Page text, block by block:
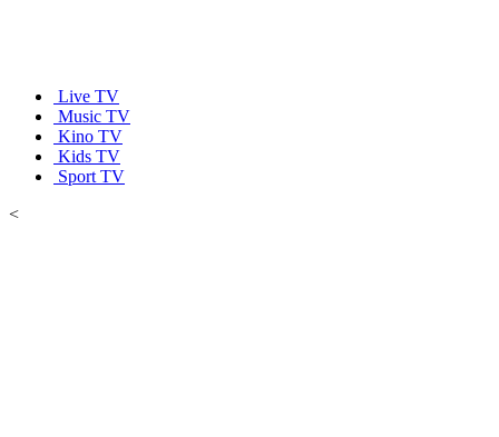
Live TV
Music TV
Kino TV
Kids TV
Sport TV
<